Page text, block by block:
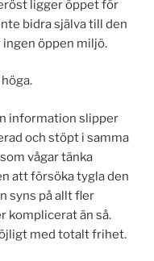
ligger öppet för
bidra själva till den
ingen öppen miljö.
information slipper
och stöpt i samma
vågar tänka
att försöka tygla den
syns på allt fler
komplicerat än så.
med totalt frihet.